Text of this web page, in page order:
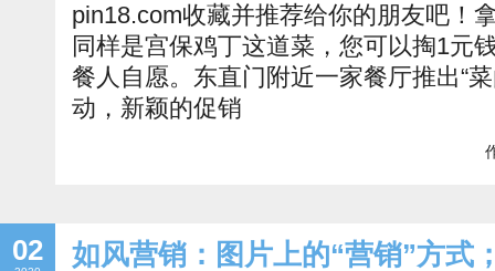
pin18.com收藏并推荐给你的朋友吧！
同样是宫保鸡丁这道菜，您可以掏1元
餐人自愿。东直门附近一家餐厅推出“
动，新颖的促销
02 如风营销：图片上的“营销”方式